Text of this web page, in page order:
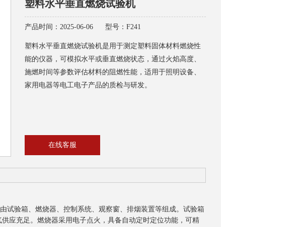
塑料水平垂直燃烧试验机
产品时间：2025-06-06 型号：F241
塑料水平垂直燃烧试验机是用于测定塑料固体材料燃烧性
能的仪器，可模拟水平或垂直燃烧状态，通过火焰高度、
施燃时间等参数评估材料的阻燃性能，适用于照明设备、
家用电器等电工电子产品的质检与研发。
在线客服
试验箱、燃烧器、控制系统、观察窗、排烟装置等组成。试验箱
应充足。燃烧器采用电子点火，具备自动定时定位功能，可精